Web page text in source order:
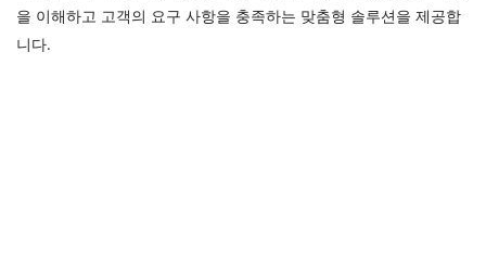
을 이해하고 고객의 요구 사항을 충족하는 맞춤형 솔루션을 제공합
니다.